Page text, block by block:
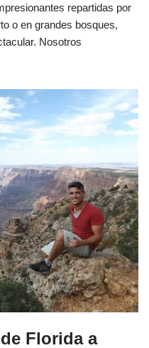
repartidas por
o en grandes bosques,
Nosotros
Florida a